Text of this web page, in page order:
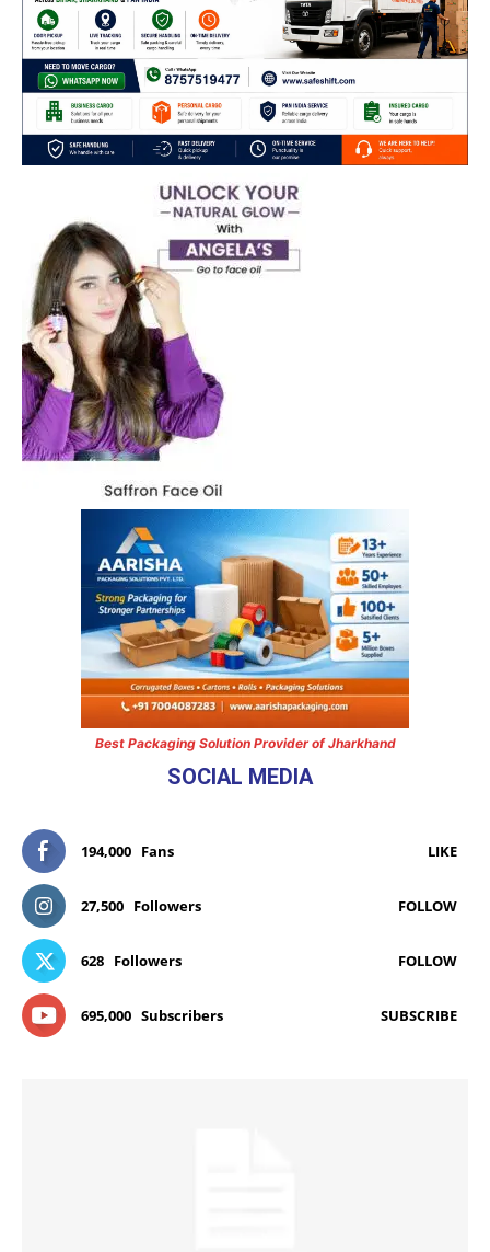
Best Packaging Solution Provider of Jharkhand
SOCIAL MEDIA
194,000 Fans LIKE
27,500 Followers FOLLOW
628 Followers FOLLOW
695,000 Subscribers SUBSCRIBE